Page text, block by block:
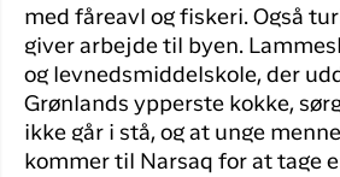
med fåreavl og fiskeri. Også
giver arbejde til byen.
og levnedsmiddelskole, der
Grønlands ypperste kokke,
ikke går i stå, og at unge
kommer til Narsaq for at tage